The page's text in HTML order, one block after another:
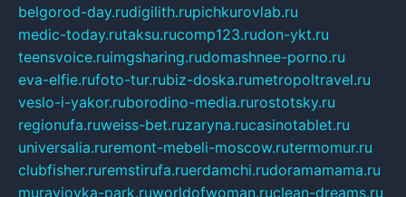
belgorod-day.rudigilith.rupichkurovlab.ru
medic-today.rutaksu.rucomp123.rudon-ykt.ru
teensvoice.ruimgsharing.rudomashnee-porno.ru
eva-elfie.rufoto-tur.rubiz-doska.rumetropoltravel.ru
veslo-i-yakor.ruborodino-media.rurostotsky.ru
regionufa.ruweiss-bet.ruzaryna.rucasinotablet.ru
universalia.ruremont-mebeli-moscow.rutermomur.ru
clubfisher.ruremstirufa.ruerdamchi.rudoramamama.ru
muraviovka-park.ruworldofwoman.ruclean-dreams.ru